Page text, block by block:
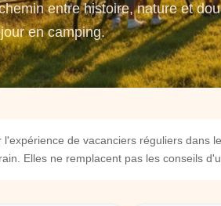
entre histoire, nature et
en camping.
l'expérience de vacanciers réguliers dans
Elles ne remplacent pas les conseils